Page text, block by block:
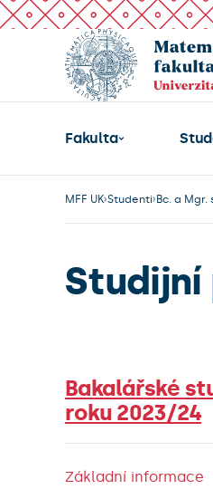
Fakulta
MFF UK Studenti Bc. a Mgr.
Studijní
Bakalářské
roku 2023/24
Základní informace